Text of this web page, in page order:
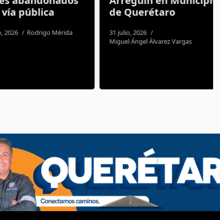
pública
Rodrigo Mérida
de Querétaro
31 julio, 2026
Miguel Ángel Álvarez Vargas